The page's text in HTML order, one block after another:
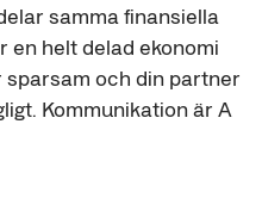
samma finansiella
en helt delad ekonomi
sparsam och din partner
Kommunikation är A